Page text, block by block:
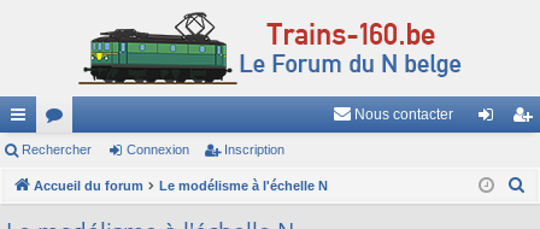
ac
co
ur
or
u
Nous contacter
ne cri
Rechercher Connexion Inscription
Accueil du forum Le modélisme à l'échelle N